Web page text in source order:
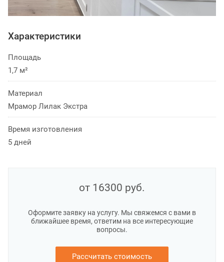
Характеристики
Площадь
1,7 м²
Материал
Мрамор Лилак Экстра
Время изготовления
5 дней
от 16300 руб.
Оформите заявку на услугу. Мы свяжемся с вами в
ближайшее время, ответим на все интересующие
вопросы.
Рассчитать стоимость